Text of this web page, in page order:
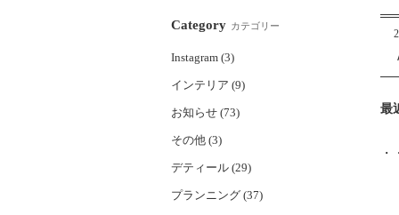
最
Category カテゴリー
Instagram (3)
インテリア (9)
お知らせ (73)
その他 (3)
デティール (29)
プランニング (37)